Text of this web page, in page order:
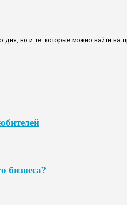
но и те, которые можно найти на
бизнеса?